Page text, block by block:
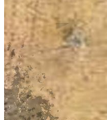
Guatemala
Inversiones y negocios
Ciencia y tecnología
Cultura y ocio
Responsabilidad social